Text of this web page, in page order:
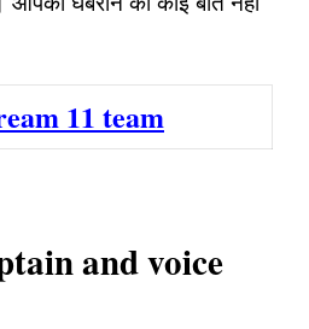
11 team
and voice